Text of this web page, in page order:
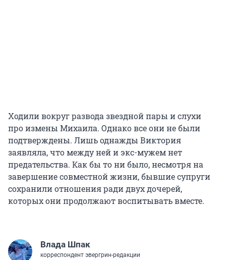
Ходили вокруг развода звездной пары и слухи
про измены Михаила. Однако все они не были
подтверждены. Лишь однажды Виктория
заявляла, что между ней и экс-мужем нет
предательства. Как бы то ни было, несмотря на
завершение совместной жизни, бывшие супруги
сохранили отношения ради двух дочерей,
которых они продолжают воспитывать вместе.
Влада Шпак
корреспондент эвергрин-редакции